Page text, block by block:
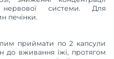
нервової системи. Для
печінки.
приймати по 2 капсули
до вживання їжі, протягом